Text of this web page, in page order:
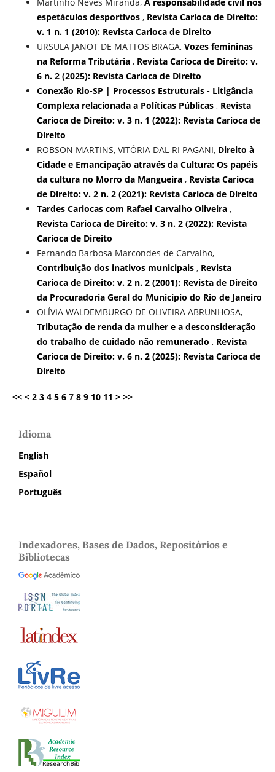
espetáculos desportivos , Revista Carioca de Direito:
v. 1 n. 1 (2010): Revista Carioca de Direito
URSULA JANOT DE MATTOS BRAGA, Vozes femininas
na Reforma Tributária , Revista Carioca de Direito: v.
6 n. 2 (2025): Revista Carioca de Direito
Conexão Rio-SP | Processos Estruturais - Litigância
Complexa relacionada a Políticas Públicas , Revista
Carioca de Direito: v. 3 n. 1 (2022): Revista Carioca de
Direito
ROBSON MARTINS, VITÓRIA DAL-RI PAGANI, Direito à
Cidade e Emancipação através da Cultura: Os papéis
da cultura no Morro da Mangueira , Revista Carioca
de Direito: v. 2 n. 2 (2021): Revista Carioca de Direito
Tardes Cariocas com Rafael Carvalho Oliveira ,
Revista Carioca de Direito: v. 3 n. 2 (2022): Revista
Carioca de Direito
Fernando Barbosa Marcondes de Carvalho,
Contribuição dos inativos municipais , Revista
Carioca de Direito: v. 2 n. 2 (2001): Revista de Direito
da Procuradoria Geral do Município do Rio de Janeiro
OLÍVIA WALDEMBURGO DE OLIVEIRA ABRUNHOSA,
Tributação de renda da mulher e a desconsideração
do trabalho de cuidado não remunerado , Revista
Carioca de Direito: v. 6 n. 2 (2025): Revista Carioca de
Direito
<< < 2 3 4 5 6 7 8 9 10 11 > >>
Idioma
English
Español
Português
Indexadores, Bases de Dados, Repositórios e
Bibliotecas